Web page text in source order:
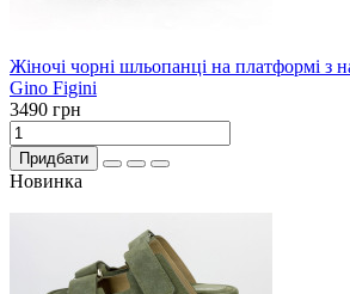
Жіночі чорні шльопанці на платформі з
Gino Figini
3490 грн
Придбати
Новинка